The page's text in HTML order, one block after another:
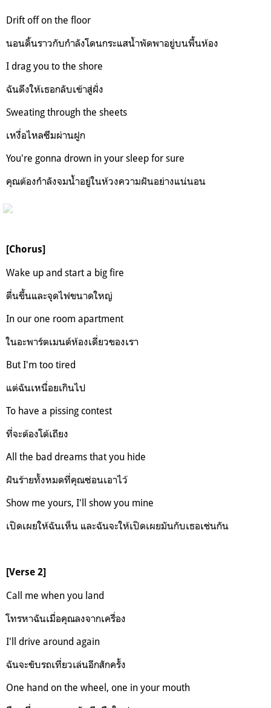
Drift off on the floor
นอนดิ้นราวกับกำลังโดนกระแสน้ำพัดพาอยู่บนพื้นห้อง
I drag you to the shore
ฉันดึงให้เธอกลับเข้าสู่ฝั่ง
Sweating through the sheets
เหงื่อไหลซึมผ่านฝูก
You're gonna drown in your sleep for sure
คุณต้องกำลังจมน้ำอยู่ในห้วงความฝันอย่างแน่นอน
[Chorus]
Wake up and start a big fire
ตื่นขึ้นและจุดไฟขนาดใหญ่
In our one room apartment
ในอะพาร์ตเมนต์ห้องเดี่ยวของเรา
But I'm too tired
แต่ฉันเหนื่อยเกินไป
To have a pissing contest
ที่จะต้องโต้เถียง
All the bad dreams that you hide
ฝันร้ายทั้งหมดที่คุณซ่อนเอาไว้
Show me yours, I'll show you mine
เปิดเผยให้ฉันเห็น และฉันจะให้เปิดเผยมันกับเธอเช่นกัน
[Verse 2]
Call me when you land
โทรหาฉันเมื่อคุณลงจากเครื่อง
I'll drive around again
ฉันจะขับรถเที่ยวเล่นอีกสักครั้ง
One hand on the wheel, one in your mouth